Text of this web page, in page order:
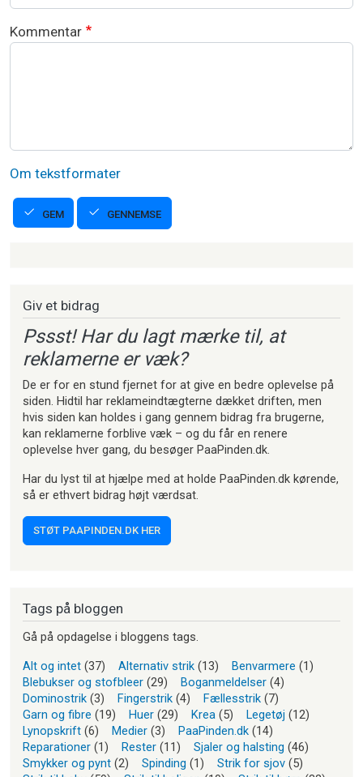
Kommentar
Om tekstformater
GEM GENNEMSE
Giv et bidrag
Pssst! Har du lagt mærke til, at
reklamerne er væk?
De er for en stund fjernet for at give en bedre oplevelse på
siden. Hidtil har reklameindtægterne dækket driften, men
hvis siden kan holdes i gang gennem bidrag fra brugerne,
kan reklamerne forblive væk – og du får en renere
oplevelse hver gang, du besøger PaaPinden.dk.
Har du lyst til at hjælpe med at holde PaaPinden.dk kørende,
så er ethvert bidrag højt værdsat.
STØT PAAPINDEN.DK HER
Tags på bloggen
Gå på opdagelse i bloggens tags.
Alt og intet (37) Alternativ strik (13) Benvarmere (1)
Blebukser og stofbleer (29) Boganmeldelser (4)
Dominostrik (3) Fingerstrik (4) Fællesstrik (7)
Garn og fibre (19) Huer (29) Krea (5) Legetøj (12)
Lynopskrift (6) Medier (3) PaaPinden.dk (14)
Reparationer (1) Rester (11) Sjaler og halsting (46)
Smykker og pynt (2) Spinding (1) Strik for sjov (5)